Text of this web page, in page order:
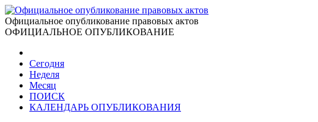
Официальное опубликование правовых актов
ОФИЦИАЛЬНОЕ ОПУБЛИКОВАНИЕ
Сегодня
Неделя
Месяц
ПОИСК
КАЛЕНДАРЬ ОПУБЛИКОВАНИЯ